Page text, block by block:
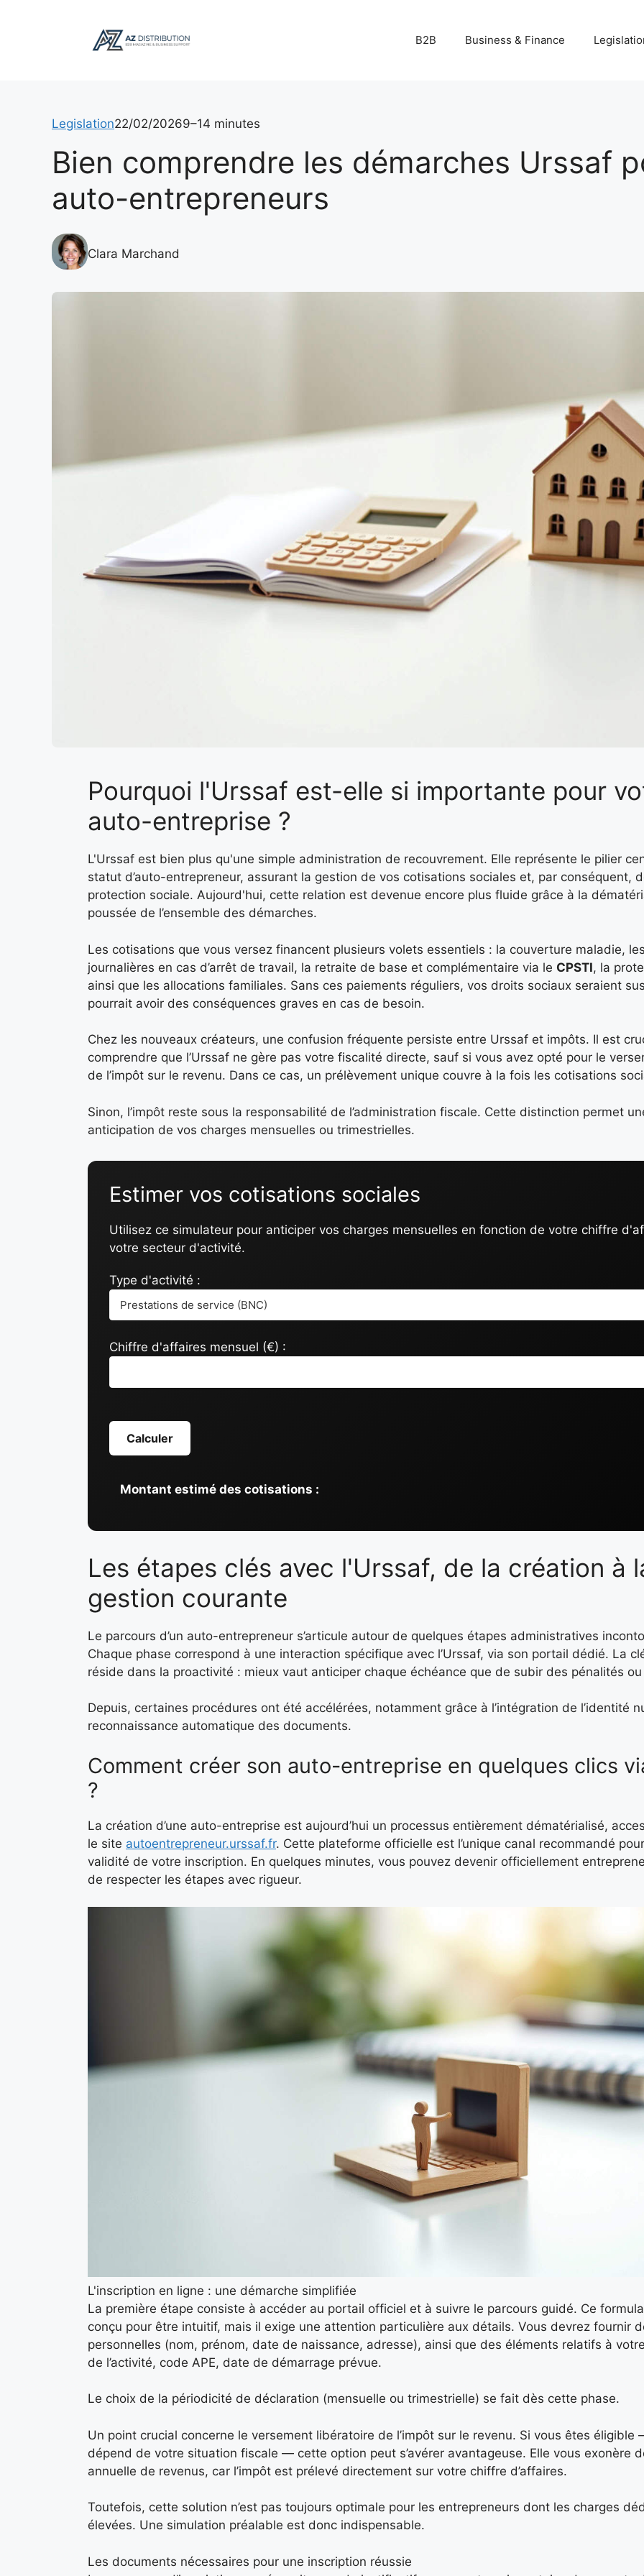
B2B Business & Finance
Legislation22/02/20269–14 minutes
Bien comprendre les démarches Urssaf
auto-entrepreneurs
Clara Marchand
Pourquoi l'Urssaf est-elle si importante pour
auto-entreprise ?
L'Urssaf est bien plus qu'une simple administration de recouvrement. Elle représente le pilier
statut d’auto-entrepreneur, assurant la gestion de vos cotisations sociales et, par conséquent,
protection sociale. Aujourd'hui, cette relation est devenue encore plus fluide grâce à la
poussée de l’ensemble des démarches.
Les cotisations que vous versez financent plusieurs volets essentiels : la couverture maladie,
journalières en cas d’arrêt de travail, la retraite de base et complémentaire via le CPSTI, la
ainsi que les allocations familiales. Sans ces paiements réguliers, vos droits sociaux seraient
pourrait avoir des conséquences graves en cas de besoin.
Chez les nouveaux créateurs, une confusion fréquente persiste entre Urssaf et impôts. Il est
comprendre que l’Urssaf ne gère pas votre fiscalité directe, sauf si vous avez opté pour le
de l’impôt sur le revenu. Dans ce cas, un prélèvement unique couvre à la fois les cotisations
Sinon, l’impôt reste sous la responsabilité de l’administration fiscale. Cette distinction permet
anticipation de vos charges mensuelles ou trimestrielles.
Estimer vos cotisations sociales
Utilisez ce simulateur pour anticiper vos charges mensuelles en fonction de votre chiffre
votre secteur d'activité.
Type d'activité :
Chiffre d'affaires mensuel (€) :
Calculer
Montant estimé des cotisations :
Les étapes clés avec l'Urssaf, de la création à
gestion courante
Le parcours d’un auto-entrepreneur s’articule autour de quelques étapes administratives
Chaque phase correspond à une interaction spécifique avec l’Urssaf, via son portail dédié. La
réside dans la proactivité : mieux vaut anticiper chaque échéance que de subir des pénalités
Depuis, certaines procédures ont été accélérées, notamment grâce à l’intégration de l’identité
reconnaissance automatique des documents.
Comment créer son auto-entreprise en quelques clics
?
La création d’une auto-entreprise est aujourd’hui un processus entièrement dématérialisé,
le site autoentrepreneur.urssaf.fr. Cette plateforme officielle est l’unique canal recommandé
validité de votre inscription. En quelques minutes, vous pouvez devenir officiellement
de respecter les étapes avec rigueur.
L'inscription en ligne : une démarche simplifiée
La première étape consiste à accéder au portail officiel et à suivre le parcours guidé. Ce
conçu pour être intuitif, mais il exige une attention particulière aux détails. Vous devrez fournir
personnelles (nom, prénom, date de naissance, adresse), ainsi que des éléments relatifs à
de l’activité, code APE, date de démarrage prévue.
Le choix de la périodicité de déclaration (mensuelle ou trimestrielle) se fait dès cette phase.
Un point crucial concerne le versement libératoire de l’impôt sur le revenu. Si vous êtes éligible
dépend de votre situation fiscale — cette option peut s’avérer avantageuse. Elle vous exonère
annuelle de revenus, car l’impôt est prélevé directement sur votre chiffre d’affaires.
Toutefois, cette solution n’est pas toujours optimale pour les entrepreneurs dont les charges
élevées. Une simulation préalable est donc indispensable.
Les documents nécessaires pour une inscription réussie